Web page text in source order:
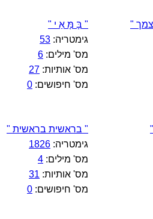
"
" בָּ מָּ אַ י "
גימטריה: 53
מס' מילים: 6
מס' אותיות: 27
מס' חיפושים: 0
" בראשית בראשית "
גימטריה: 1826
מס' מילים: 4
מס' אותיות: 31
מס' חיפושים: 0